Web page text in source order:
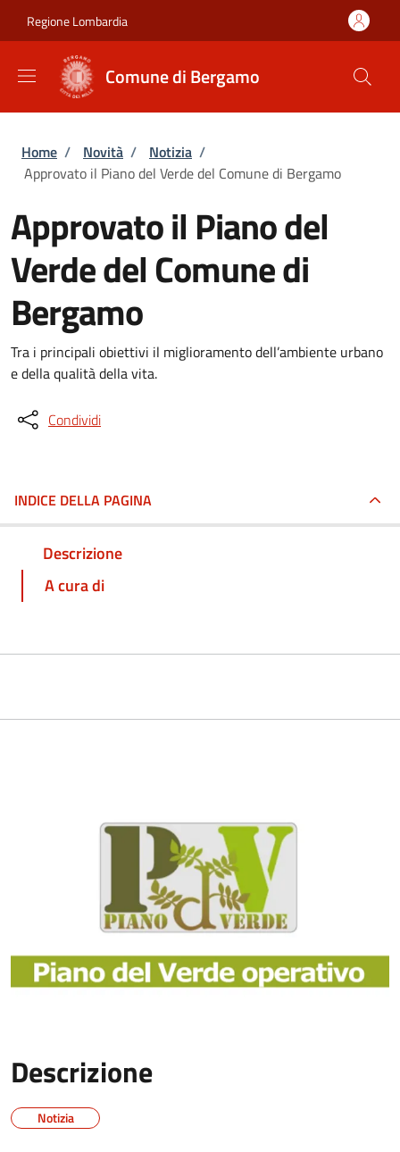
Regione Lombardia
Comune di Bergamo
Briciole di pane
Home / Novità / Notizia /
Approvato il Piano del Verde del Comune di Bergamo
Approvato il Piano del
Verde del Comune di
Bergamo
Tra i principali obiettivi il miglioramento dell’ambiente urbano
e della qualità della vita.
Condividi
INDICE DELLA PAGINA
Descrizione
A cura di
Descrizione
Notizia